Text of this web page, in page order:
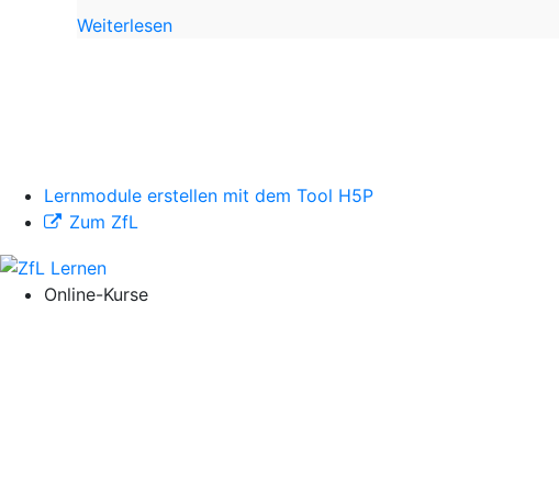
Weiterlesen
Lernmodule erstellen mit dem Tool H5P
Zum ZfL
Online-Kurse